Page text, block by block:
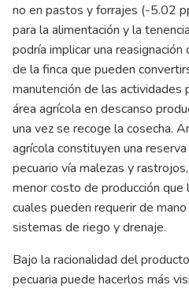
no en pastos y forrajes (-5.02
para la alimentación y la
podría implicar una
de la finca que pueden
manutención de las actividades
área agrícola en descanso
una vez se recoge la cosecha.
agrícola constituyen una
pecuario vía malezas y
menor costo de producción
cuales pueden requerir de
sistemas de riego y drenaje.
Bajo la racionalidad del
pecuaria puede hacerlos más